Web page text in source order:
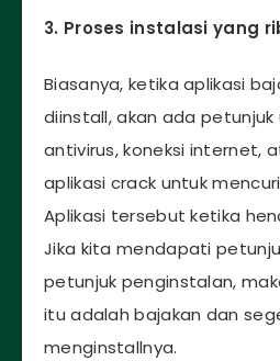
3. Proses instalasi yang
Biasanya, ketika aplikasi
diinstall, akan ada
antivirus, koneksi internet,
aplikasi crack untuk mencuri
Aplikasi tersebut ketika
Jika kita mendapati
petunjuk penginstalan,
itu adalah bajakan dan
menginstallnya.